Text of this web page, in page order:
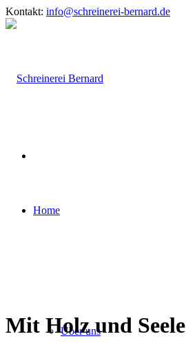
Kontakt: info@schreinerei-bernard.de
Home
Über uns
Mit Holz und Seele